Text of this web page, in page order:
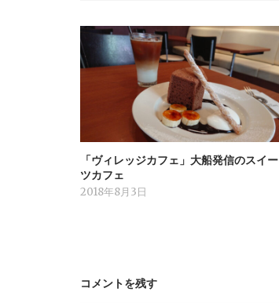
「ヴィレッジカフェ」大船発信のスイー
ツカフェ
2018年8月3日
コメントを残す